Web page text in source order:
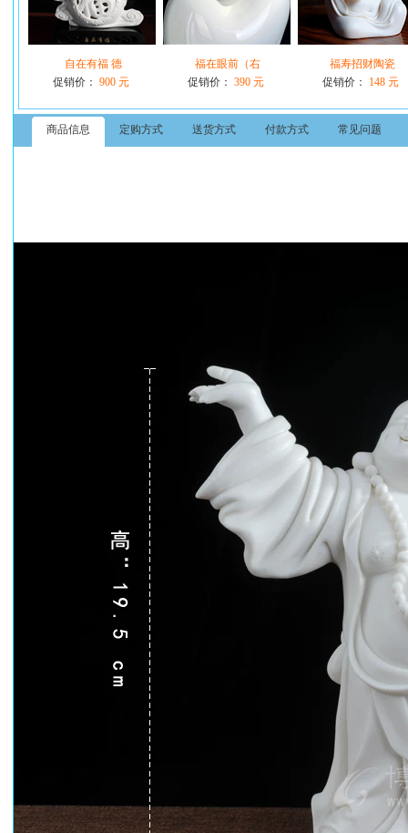
自在有福 德
促销价： 900 元
福在眼前（右
促销价： 390 元
福寿招财陶瓷
促销价：
148 元
商品信息 定购方式 送货方式 付款方式 常见问题